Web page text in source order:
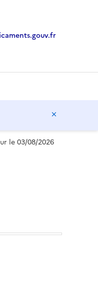
le 03/08/2026